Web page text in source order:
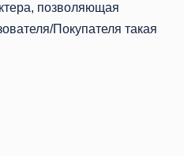
позволяющая
Покупателя такая